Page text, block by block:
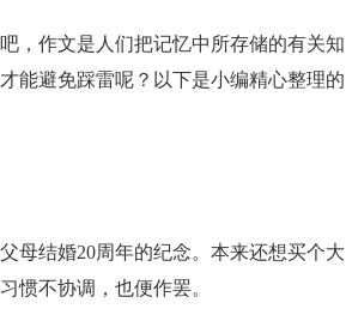
，作文是人们把记忆中所存储的有关知
能避免踩雷呢？以下是小编精心整理的
母结婚20周年的纪念。本来还想买个大
惯不协调，也便作罢。